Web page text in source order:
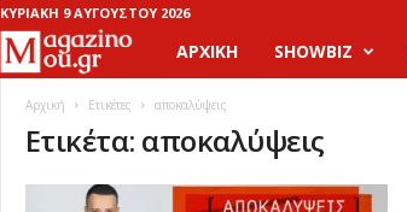
ΚΥΡΙΑΚΉ 9 ΑΥΓΟΎΣΤΟΥ 2026
a
g
ΑΡΧΙΚΉ SHOWBIZ
Αρχική Ετικέτες αποκαλύψεις
Ετικέτα: αποκαλύψεις